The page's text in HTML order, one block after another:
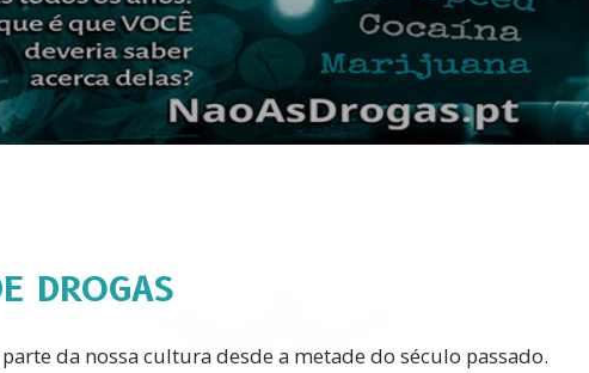
Video
DROGAS
da nossa cultura desde a metade do século passado.